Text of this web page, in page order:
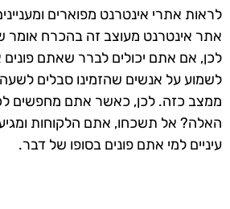
לראות אתרי אינטרנט מפוארים
אתר אינטרנט מעוצב זה בהכרח אומר
לכן, אם אתם יכולים לברר שאתם
ממצב כזה. לכן, כאשר אתם מחפשים
האלה? אל תשכחו, אתם הלקוחות
עיניים למי אתם פונים בסופו של דבר.